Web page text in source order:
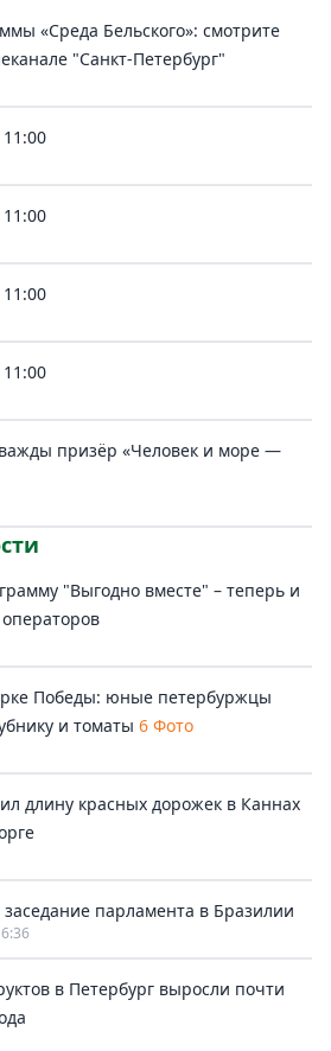
«Среда Бельского»: смотрите
"Санкт-Петербург"
призёр «Человек и море —
"Выгодно вместе" – теперь и
Победы: юные петербуржцы
и томаты 6 Фото
длину красных дорожек в Каннах
парламента в Бразилии
в Петербург выросли почти